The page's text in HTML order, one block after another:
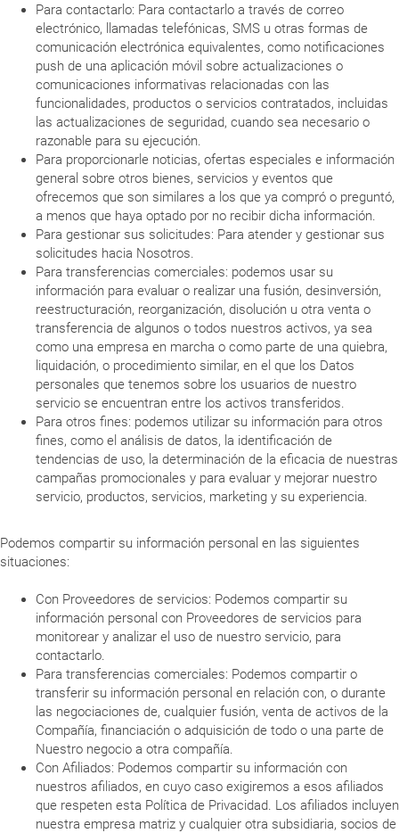
Para contactarlo: Para contactarlo a través de correo
electrónico, llamadas telefónicas, SMS u otras formas de
comunicación electrónica equivalentes, como notificaciones
push de una aplicación móvil sobre actualizaciones o
comunicaciones informativas relacionadas con las
funcionalidades, productos o servicios contratados, incluidas
las actualizaciones de seguridad, cuando sea necesario o
razonable para su ejecución.
Para proporcionarle noticias, ofertas especiales e información
general sobre otros bienes, servicios y eventos que
ofrecemos que son similares a los que ya compró o preguntó,
a menos que haya optado por no recibir dicha información.
Para gestionar sus solicitudes: Para atender y gestionar sus
solicitudes hacia Nosotros.
Para transferencias comerciales: podemos usar su
información para evaluar o realizar una fusión, desinversión,
reestructuración, reorganización, disolución u otra venta o
transferencia de algunos o todos nuestros activos, ya sea
como una empresa en marcha o como parte de una quiebra,
liquidación, o procedimiento similar, en el que los Datos
personales que tenemos sobre los usuarios de nuestro
servicio se encuentran entre los activos transferidos.
Para otros fines: podemos utilizar su información para otros
fines, como el análisis de datos, la identificación de
tendencias de uso, la determinación de la eficacia de nuestras
campañas promocionales y para evaluar y mejorar nuestro
servicio, productos, servicios, marketing y su experiencia.
Podemos compartir su información personal en las siguientes
situaciones:
Con Proveedores de servicios: Podemos compartir su
información personal con Proveedores de servicios para
monitorear y analizar el uso de nuestro servicio, para
contactarlo.
Para transferencias comerciales: Podemos compartir o
transferir su información personal en relación con, o durante
las negociaciones de, cualquier fusión, venta de activos de la
Compañía, financiación o adquisición de todo o una parte de
Nuestro negocio a otra compañía.
Con Afiliados: Podemos compartir su información con
nuestros afiliados, en cuyo caso exigiremos a esos afiliados
que respeten esta Política de Privacidad. Los afiliados incluyen
nuestra empresa matriz y cualquier otra subsidiaria, socios de